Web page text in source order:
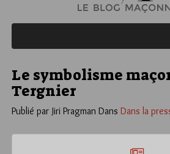
Le symbolisme
Tergnier
Publié par Jiri Pragman Dans Dans la